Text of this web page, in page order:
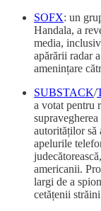
SOFX: un
Handala, a
media,
apărării radar
amenințare
SUBSTACK/
a votat pentru
autorităților să
apelurile
americanii.
largi de a
cetățenii